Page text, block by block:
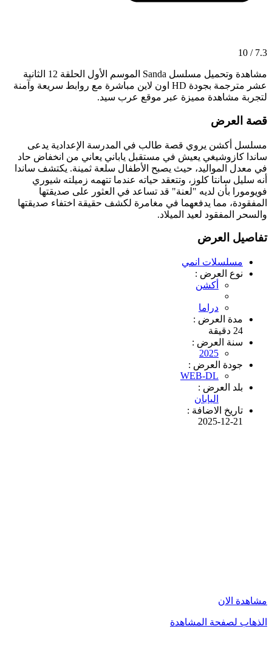
7.3 / 10
مشاهدة وتحميل مسلسل Sanda الموسم الأول الحلقة 12 الثانية
عشر مترجمة بجودة HD اون لاين مباشرة مع روابط سريعة وآمنة
لتجربة مشاهدة مميزة عبر موقع عرب سيد.
قصة العرض
مسلسل أكشن يروي قصة طالب في المدرسة الإعدادية يدعى
ساندا كازوشيغي يعيش في مستقبل ياباني يعاني من انخفاض حاد
في معدل المواليد، حيث يصبح الأطفال سلعة ثمينة. يكتشف ساندا
أنه سليل سانتا كلوز، وتتعقد حياته عندما تتهمه زميلته شيوري
فويومورا بأن لديه "لعنة" قد تساعد في العثور على صديقتها
المفقودة، مما يدفعهما في مغامرة لكشف حقيقة اختفاء صديقتها
والسحر المفقود لعيد الميلاد.
تفاصيل العرض
مسلسلات انمي
نوع العرض :
أكشن
دراما
مدة العرض :
24 دقيقة
سنة العرض :
2025
جودة العرض :
WEB-DL
بلد العرض :
اليابان
تاريخ الاضافة :
2025-12-21
مشاهدة الان
الذهاب لصفحة المشاهدة